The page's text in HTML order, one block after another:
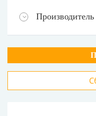
Производитель